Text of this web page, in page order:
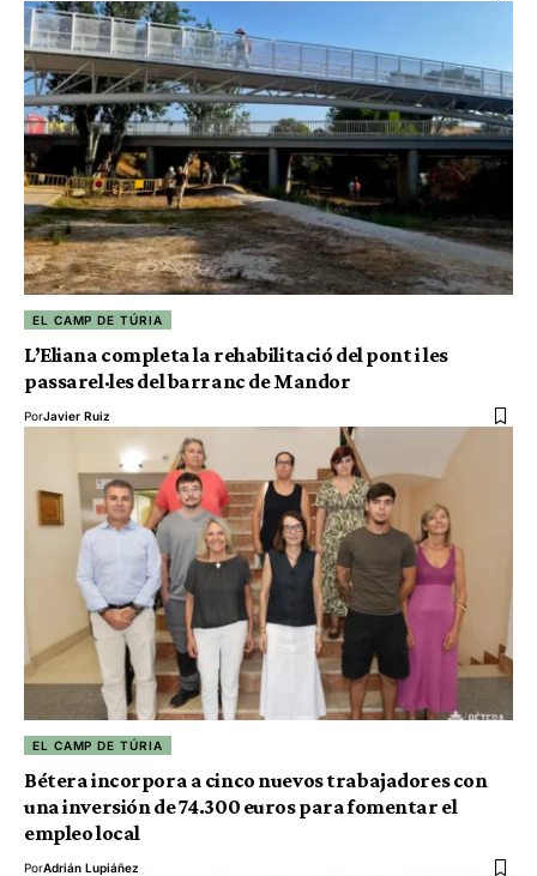
EL CAMP DE TÚRIA
L’Eliana completa la rehabilitació del pont i les
passarel·les del barranc de Mandor
PorJavier Ruiz
EL CAMP DE TÚRIA
Bétera incorpora a cinco nuevos trabajadores con
una inversión de 74.300 euros para fomentar el
empleo local
PorAdrián Lupiáñez